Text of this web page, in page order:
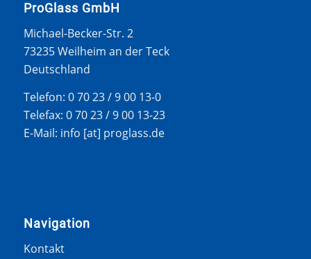
ProGlass GmbH
Michael-Becker-Str. 2
73235 Weilheim an der Teck
Deutschland
Telefon: 0 70 23 / 9 00 13-0
Telefax: 0 70 23 / 9 00 13-23
E-Mail: info [at] proglass.de
Navigation
Kontakt